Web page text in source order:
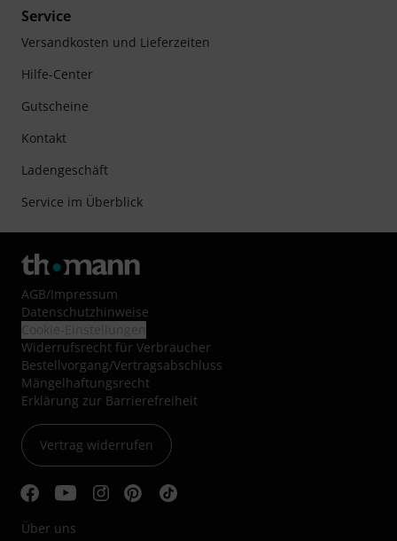
Service
Versandkosten und Lieferzeiten
Hilfe-Center
Gutscheine
Kontakt
Ladengeschäft
Service im Überblick
AGB/Impressum
Datenschutzhinweise
Widerrufsrecht für Verbraucher
Bestellvorgang/Vertragsabschluss
Mängelhaftungsrecht
Erklärung zur Barrierefreiheit
Vertrag widerrufen
Über uns